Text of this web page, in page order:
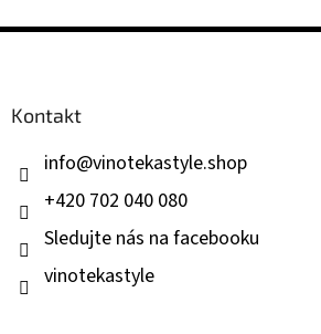
Z
Kontakt
info@vinotekastyle.shop
+420 702 040 080
Sledujte nás na facebooku
vinotekastyle